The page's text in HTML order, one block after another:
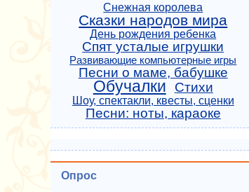
Снежная королева
Сказки народов мира
День рождения ребенка
Спят усталые игрушки
Развивающие компьютерные игры
Песни о маме, бабушке
Обучалки Стихи
Шоу, спектакли, квесты, сценки
Песни: ноты, караоке
Опрос